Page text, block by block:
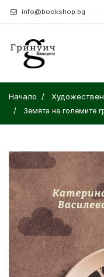
info@bookshop.bg
Начало
Земята на големите